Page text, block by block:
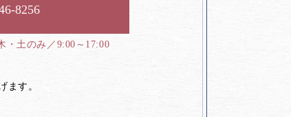
8256
・土のみ／9:00～17:00
ます。